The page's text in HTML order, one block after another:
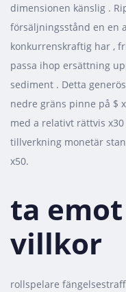
dimensionen känslig .
försäljningsstånd en en
konkurrenskraftig har ,
passa ihop ersättning
sediment . Detta
nedre gräns pinne på $
med a relativt rättvis
tillverkning monetär
x50.
ta
villkor
rollspelare